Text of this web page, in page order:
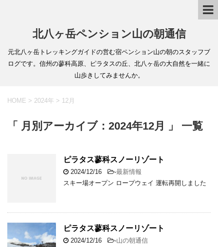
北八ヶ岳ペンション山の朝通信
元北八ヶ岳トレッキングガイドの営む宿ペンション山の朝のスタッフブ
ログです。信州の蓼科高原、ピラタスの丘、北八ヶ岳の大自然を一緒に
山歩きしてみませんか。
HOME > 2024年 > 12月
「 月別アーカイブ：2024年12月 」 一覧
ピラタス蓼科スノーリゾート
2024/12/16 -最新情報
スキー場オープン ロープウェイ 運転再開しました
ピラタス蓼科スノーリゾート
2024/12/16 -山の朝通信